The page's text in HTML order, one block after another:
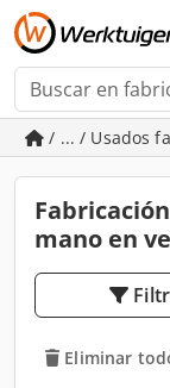
/ ... / Usados
mano en
Eliminar